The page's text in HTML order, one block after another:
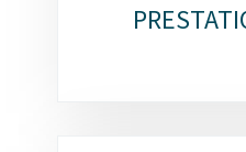
rubriques